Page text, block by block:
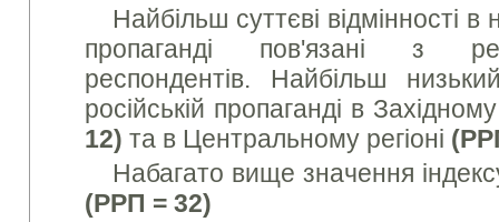
Найбільш суттєві відмінності в
пропаганді пов'язані з
респондентів. Найбільш
російській пропаганді в
12) та в Центральному регіоні (
Набагато вище значення
(РРП = 32)